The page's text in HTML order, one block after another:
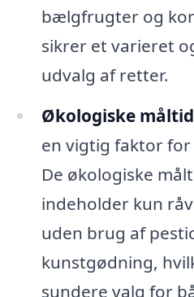
bælgfrugter og
sikrer et varieret
udvalg af retter.
Økologiske
en vigtig faktor
De økologiske
indeholder kun
uden brug af
kunstgødning,
sundere valg for